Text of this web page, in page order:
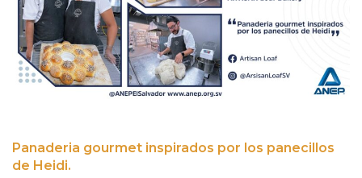
Panaderia gourmet inspirados por los panecillos
de Heidi.